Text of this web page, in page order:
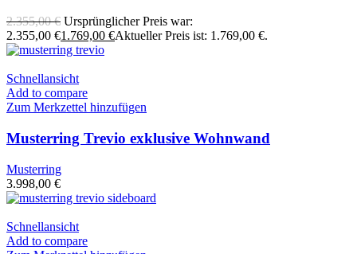
2.355,00€ Ursprünglicher Preis war:
2.355,00 €1.769,00 €Aktueller Preis ist: 1.769,00 €.
Schnellansicht
Add to compare
Zum Merkzettel hinzufügen
Musterring Trevio exklusive Wohnwand
Musterring
3.998,00 €
Schnellansicht
Add to compare